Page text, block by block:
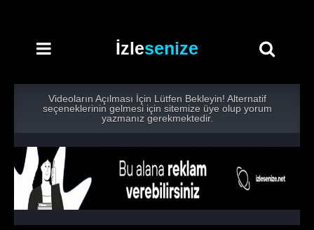
İzlesenize
Videoların Açılması İçin Lütfen Bekleyin! Alternatif
seçeneklerinin gelmesi için sitemize üye olup yorum
yazmanız gerekmektedir.